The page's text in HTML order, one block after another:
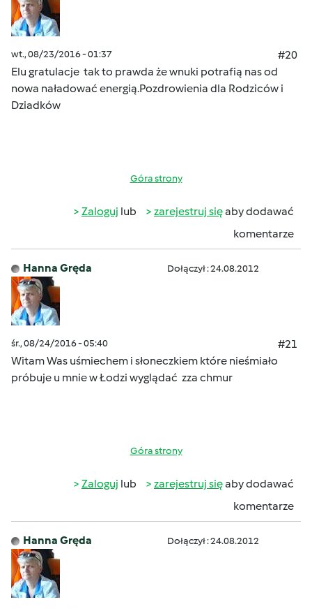
wt., 08/23/2016 - 01:37
#20
Elu gratulacje tak to prawda że wnuki potrafią nas od
nowa naładować energią.Pozdrowienia dla Rodziców i
Dziadków
Góra strony
Zaloguj lub zarejestruj sięaby dodawać
komentarze
Hanna Gręda Dołączył : 24.08.2012
śr., 08/24/2016 - 05:40
#21
Witam Was uśmiechem i słoneczkiem które nieśmiało
próbuje u mnie w Łodzi wyglądać zza chmur
Góra strony
Zaloguj lub zarejestruj sięaby dodawać
komentarze
Hanna Gręda Dołączył : 24.08.2012